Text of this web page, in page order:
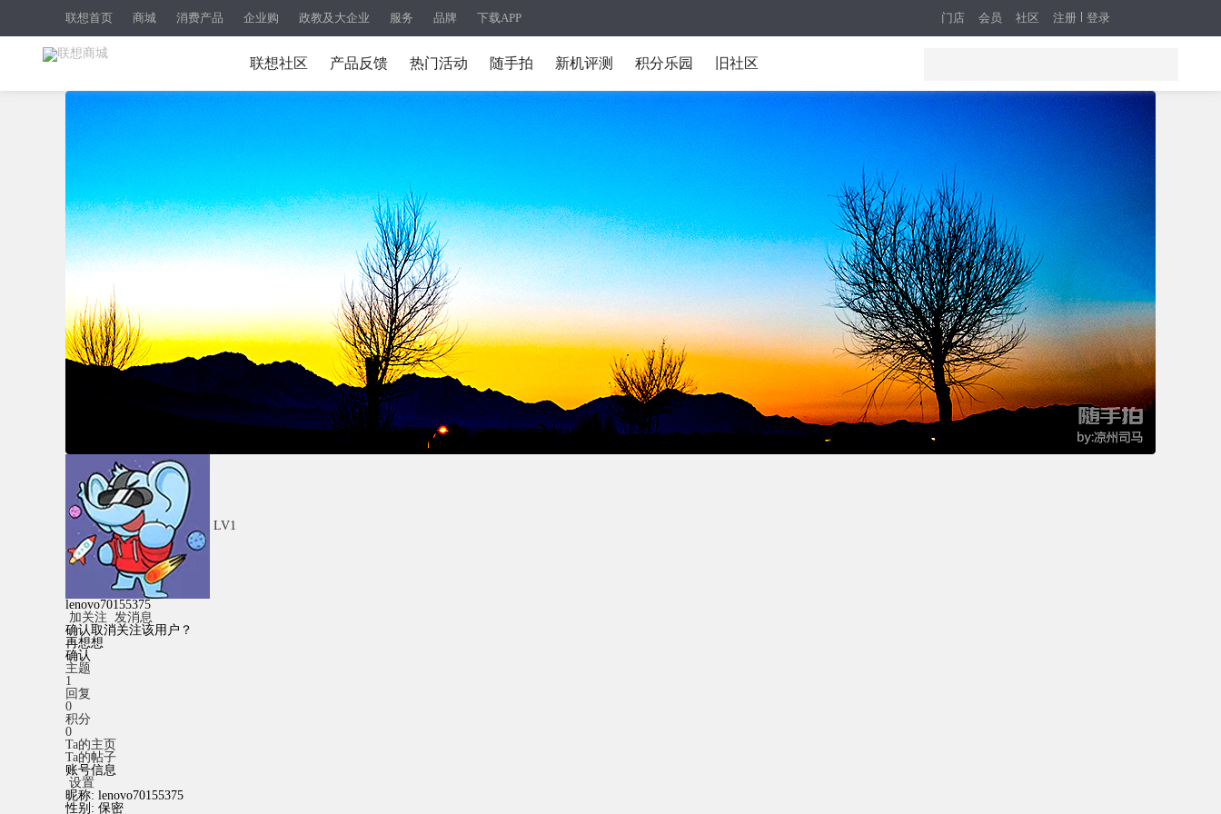
联想首页 商城 消费产品 企业购 政教及大企业 服务 品牌 下载APP 注册 登录
门店 会员 社区
联想社区 产品反馈 热门活动 随手拍 新机评测 积分乐园 旧社区
LV1
lenovo70155375
加关注 发消息
确认取消关注该用户？
再想想
确认
主题
1
回复
0
积分
0
Ta的主页
Ta的帖子
账号信息
设置
昵称: lenovo70155375
性别: 保密